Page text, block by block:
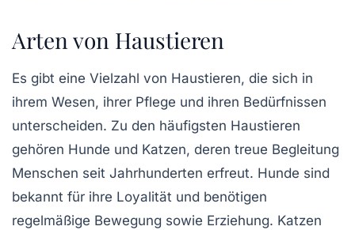
Arten von Haustieren
Es gibt eine Vielzahl von Haustieren, die sich in
ihrem Wesen, ihrer Pflege und ihren Bedürfnissen
unterscheiden. Zu den häufigsten Haustieren
gehören Hunde und Katzen, deren treue Begleitung
Menschen seit Jahrhunderten erfreut. Hunde sind
bekannt für ihre Loyalität und benötigen
regelmäßige Bewegung sowie Erziehung. Katzen